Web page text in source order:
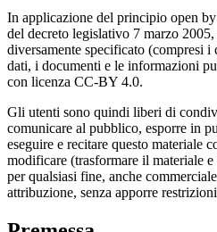
In applicazione del principio open
del decreto legislativo 7 marzo
diversamente specificato (compresi
dati, i documenti e le informazioni
con licenza CC-BY 4.0.
Gli utenti sono quindi liberi di
comunicare al pubblico, esporre in
eseguire e recitare questo materiale
modificare (trasformare il materiale
per qualsiasi fine, anche
attribuzione, senza apporre